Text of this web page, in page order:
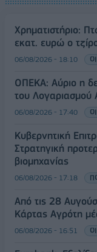
Χρηματιστήριο:
εκατ. ευρώ ο
06/08/2026 - 18:10
ΟΠΕΚΑ: Αύριο η
του Λογαριασμού
06/08/2026 - 17:40
Κυβερνητική
Στρατηγική
βιομηχανίας
06/08/2026 - 17:18
Από τις 28
Κάρτας Αγρότη
06/08/2026 - 16:51